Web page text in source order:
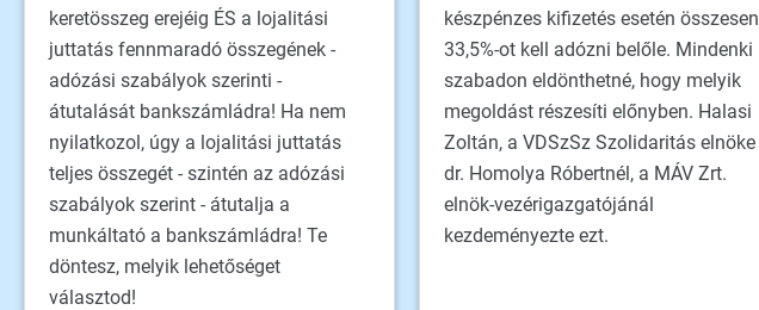
keretösszeg erejéig ÉS a lojalitási
juttatás fennmaradó összegének -
adózási szabályok szerinti -
átutalását bankszámládra! Ha nem
nyilatkozol, úgy a lojalitási juttatás
teljes összegét - szintén az adózási
szabályok szerint - átutalja a
munkáltató a bankszámládra! Te
döntesz, melyik lehetőséget
választod!
készpénzes kifizetés esetén összesen
33,5%-ot kell adózni belőle. Mindenki
szabadon eldönthetné, hogy melyik
megoldást részesíti előnyben. Halasi
Zoltán, a VDSzSz Szolidaritás elnöke
dr. Homolya Róbertnél, a MÁV Zrt.
elnök-vezérigazgatójánál
kezdeményezte ezt.